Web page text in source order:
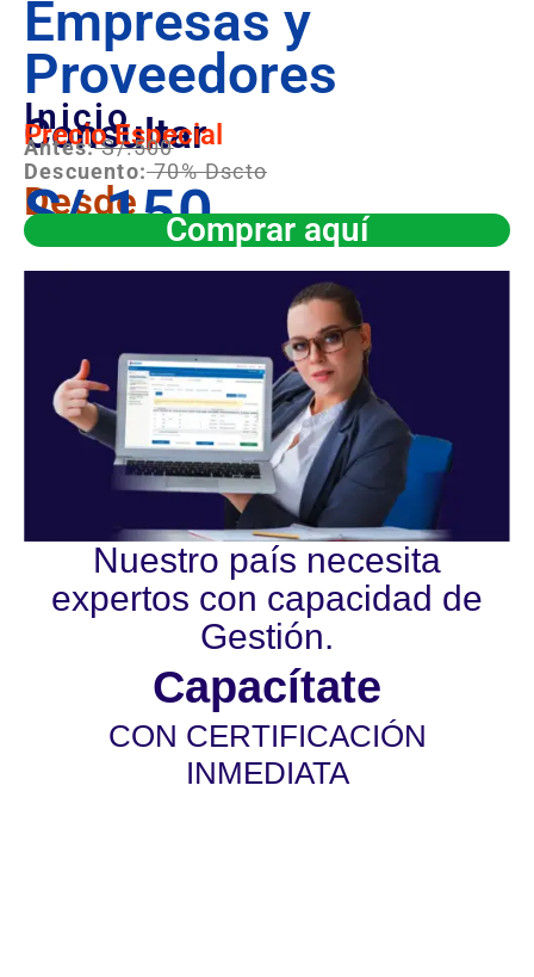
Empresas y
Proveedores
Inicio
Consultar
Precio Especial
Antes:S/.500
Descuento:70% Dscto
Desde
S/.150Comprar aquí
Nuestro país necesita
expertos con capacidad de
Gestión.
Capacítate
CON CERTIFICACIÓN
INMEDIATA